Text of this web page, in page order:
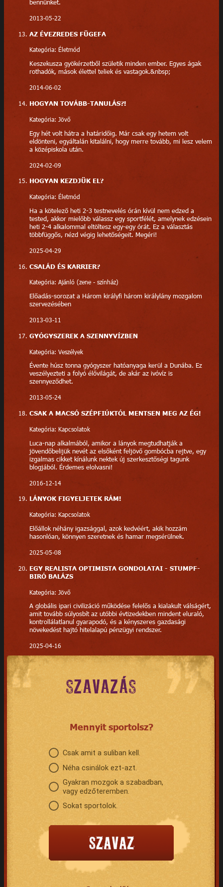
bennünket.
2013-05-22
AZ ÉVEZREDES FÜGEFA
Kategória: Életmód
Keszekusza gyökérzetből születik minden ember. Egyes ágak
rothadók, mások élettel teliek és vastagok.&nbsp;
2014-06-02
HOGYAN TOVÁBB-TANULÁS?!
Kategória: Jövő
Egy hét volt hátra a határidőig. Már csak egy hetem volt
eldönteni, egyáltalán kitalálni, hogy merre tovább, mi lesz velem
a középiskola után.
2024-02-09
HOGYAN KEZDJÜK EL?
Kategória: Életmód
Ha a kötelező heti 2-3 testnevelés órán kívül nem edzed a
tested, akkor mielőbb válassz egy sportfélét, amelynek edzésein
heti 2-4 alkalommal eltöltesz egy-egy órát. Ez a választás
többfüggős, nézd végig lehetőségeit. Megéri!
2025-04-29
CSALÁD ÉS KARRIER?
Kategória: Ajánló (zene - színház)
Előadás-sorozat a Három királyfi három királylány mozgalom
szervezésében
2013-03-11
GYÓGYSZEREK A SZENNYVÍZBEN
Kategória: Veszélyek
Évente húsz tonna gyógyszer hatóanyaga kerül a Dunába. Ez
veszélyezteti a folyó élővilágát, de akár az ivóvíz is
szennyeződhet.
2013-05-24
CSAK A MACSÓ SZÉPFIÚKTÓL MENTSEN MEG AZ ÉG!
Kategória: Kapcsolatok
Luca-nap alkalmából, amikor a lányok megtudhatják a
jövendőbelijük nevét az elsőként feljövő gombócba rejtve, egy
izgalmas cikket kínálunk nektek új szerkesztőségi tagunk
blogjából. Érdemes elolvasni!
2016-12-14
LÁNYOK FIGYELJETEK RÁM!
Kategória: Kapcsolatok
Előállok néhány igazsággal, azok kedvéért, akik hozzám
hasonlóan, könnyen szeretnek és hamar megsérülnek.
2025-05-08
EGY REALISTA OPTIMISTA GONDOLATAI - STUMPF-
BIRÓ BALÁZS
Kategória: Jövő
A globális ipari civilizáció működése felelős a kialakult válságért,
amit tovább súlyosbít az utóbbi évtizedekben mindent eluraló,
kontrollálatlanul gyarapodó, és a kényszeres gazdasági
növekedést hajtó hitelalapú pénzügyi rendszer.
2025-04-16
SZAVAZÁS
Mennyit sportolsz?
Csak amit a suliban kell.
Néha csinálok ezt-azt.
Gyakran mozgok a szabadban,
vagy edzőteremben.
Sokat sportolok.